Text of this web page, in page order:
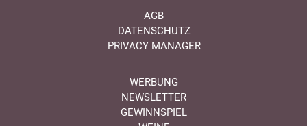
AGB
DATENSCHUTZ
PRIVACY MANAGER
WERBUNG
NEWSLETTER
GEWINNSPIEL